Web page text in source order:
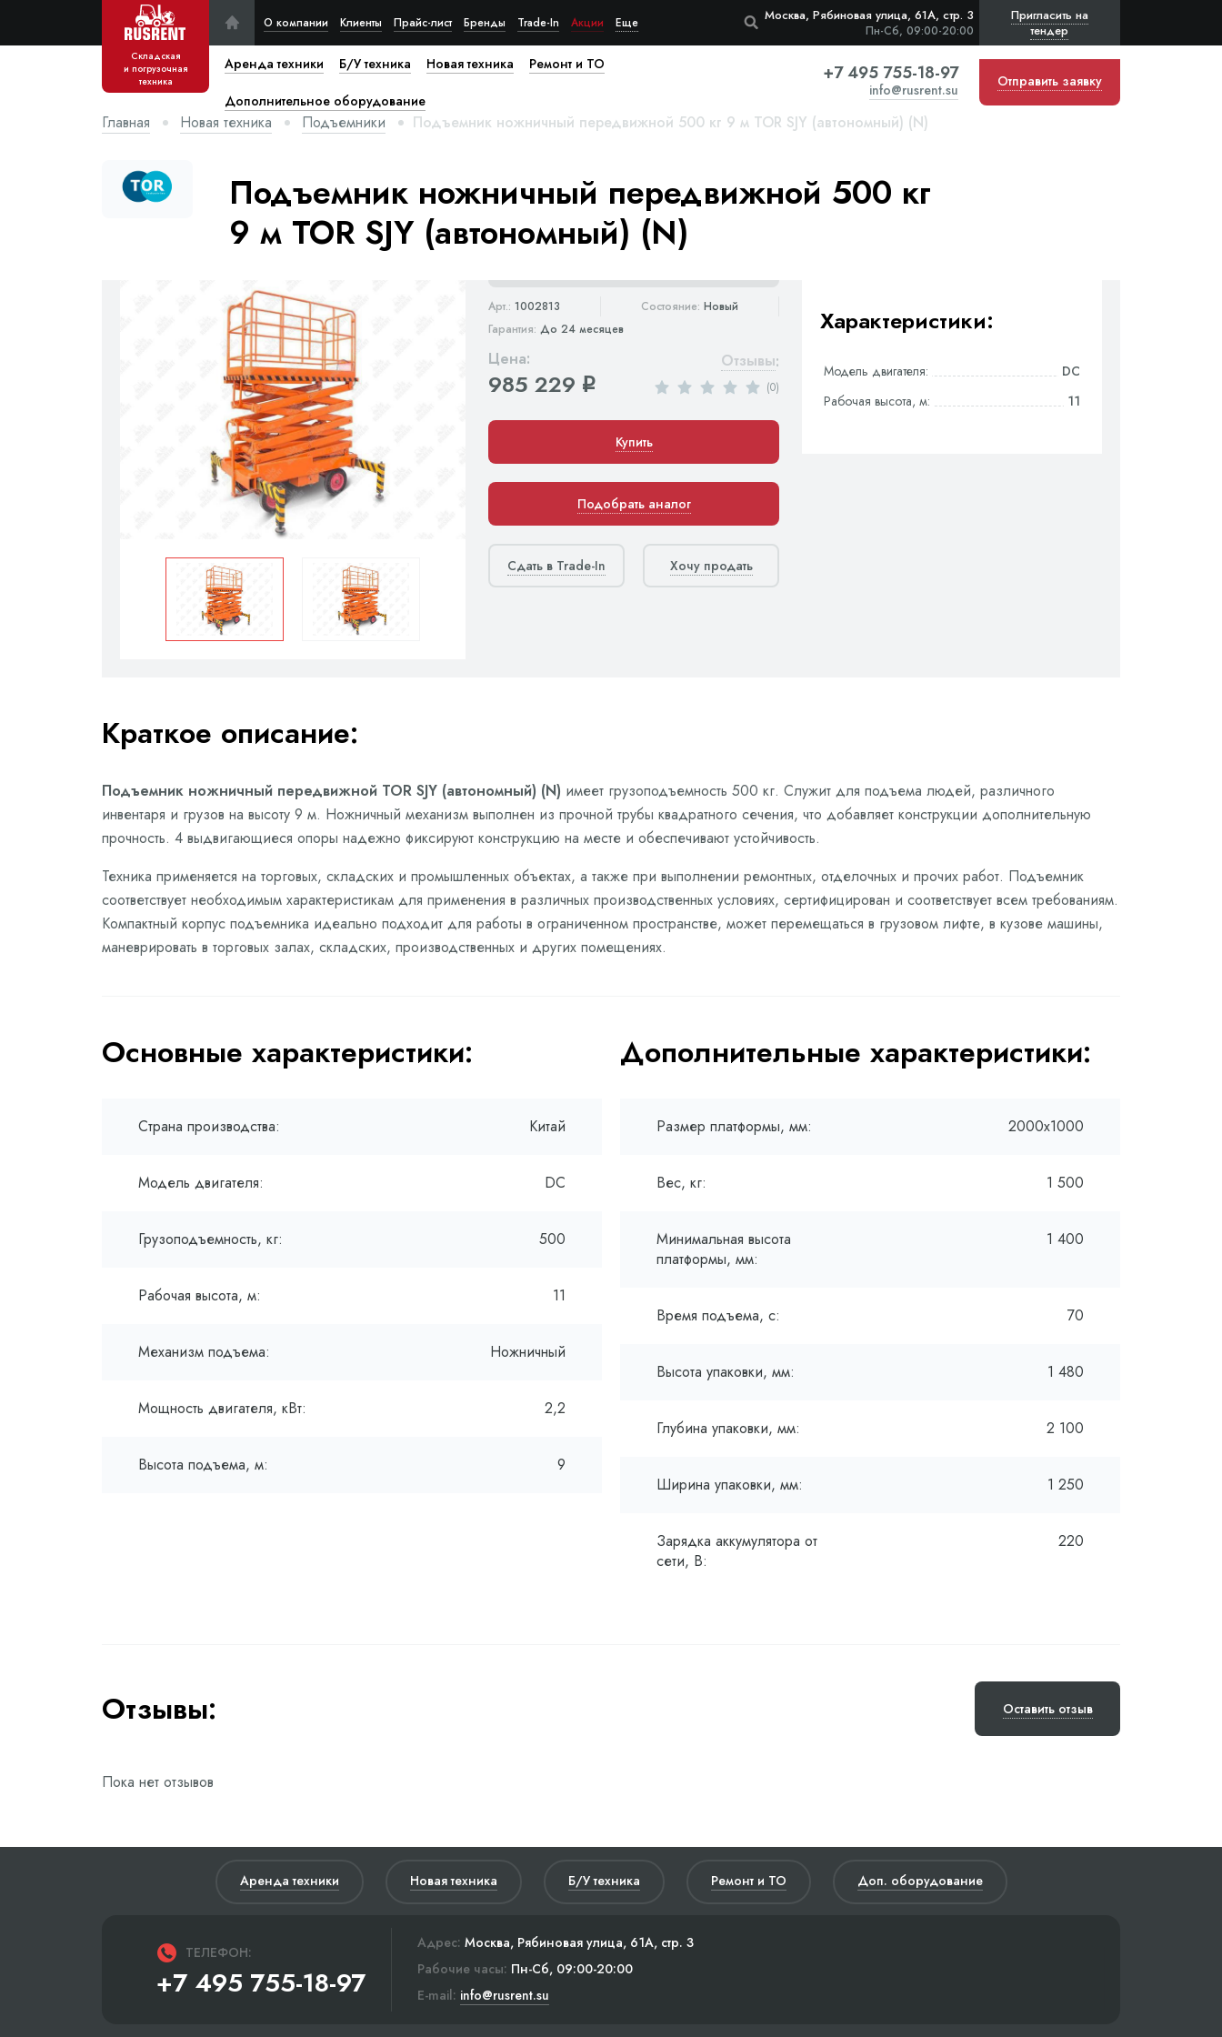
Складская
и погрузочная
техника
О компании Клиенты Прайс-лист Бренды Trade-In Акции Еще Москва, Рябиновая улица, 61А, стр. 3
Пн-Сб, 09:00-20:00
Пригласить на
тендер
Аренда техники Б/У техника Новая техника Ремонт и ТО
Дополнительное оборудование
+7 495 755-18-97
info@rusrent.su Отправить заявку
Главная Новая техника Подъемники Подъемник ножничный передвижной 500 кг 9 м TOR SJY (автономный) (N)
Подъемник ножничный передвижной 500 кг
9 м TOR SJY (автономный) (N)
Арт.: 1002813 Состояние: Новый
Гарантия: До 24 месяцев
Цена:
985 229 q
Отзывы:
(0)
Купить
Подобрать аналог
Сдать в Trade-In Хочу продать
Характеристики:
Модель двигателя:
DC
Рабочая высота, м:
11
Краткое описание:
Подъемник ножничный передвижной TOR SJY (автономный) (N) имеет грузоподъемность 500 кг. Служит для подъема людей, различного
инвентаря и грузов на высоту 9 м. Ножничный механизм выполнен из прочной трубы квадратного сечения, что добавляет конструкции дополнительную
прочность. 4 выдвигающиеся опоры надежно фиксируют конструкцию на месте и обеспечивают устойчивость.
Техника применяется на торговых, складских и промышленных объектах, а также при выполнении ремонтных, отделочных и прочих работ. Подъемник
соответствует необходимым характеристикам для применения в различных производственных условиях, сертифицирован и соответствует всем требованиям.
Компактный корпус подъемника идеально подходит для работы в ограниченном пространстве, может перемещаться в грузовом лифте, в кузове машины,
маневрировать в торговых залах, складских, производственных и других помещениях.
Основные характеристики:
Страна производства: Китай
Модель двигателя: DC
Грузоподъемность, кг: 500
Рабочая высота, м: 11
Механизм подъема: Ножничный
Мощность двигателя, кВт: 2,2
Высота подъема, м: 9
Дополнительные характеристики:
Размер платформы, мм: 2000х1000
Вес, кг: 1 500
Минимальная высота
платформы, мм:
1 400
Время подъема, с: 70
Высота упаковки, мм: 1 480
Глубина упаковки, мм: 2 100
Ширина упаковки, мм: 1 250
Зарядка аккумулятора от
сети, В:
220
Отзывы: Оставить отзыв
Пока нет отзывов
Аренда техники Новая техника Б/У техника Ремонт и ТО Доп. оборудование
ТЕЛЕФОН:
+7 495 755-18-97
Адрес: Москва, Рябиновая улица, 61А, стр. 3
Рабочие часы: Пн-Сб, 09:00-20:00
E-mail: info@rusrent.su